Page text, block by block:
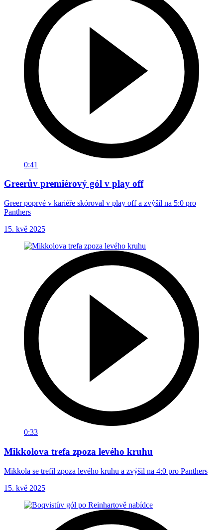
0:41
Greerův premiérový gól v play off
Greer poprvé v kariéře skóroval v play off a zvýšil na 5:0 pro
Panthers
15. kvě 2025
0:33
Mikkolova trefa zpoza levého kruhu
Mikkola se trefil zpoza levého kruhu a zvýšil na 4:0 pro Panthers
15. kvě 2025